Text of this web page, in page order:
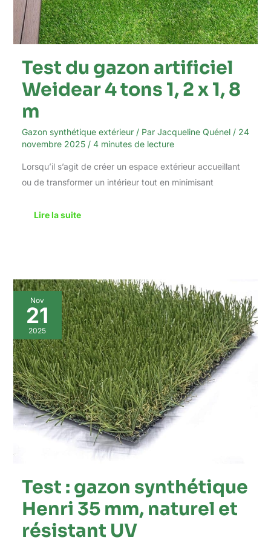
Test du gazon artificiel
Weidear 4 tons 1, 2 x 1, 8
m
Gazon synthétique extérieur/ Par Jacqueline Quénel / 24
novembre 2025 / 4 minutes de lecture
Lorsqu’il s’agit de créer un espace extérieur accueillant
ou de transformer un intérieur tout en minimisant
Lire la suite
Nov
21
2025
Test : gazon synthétique
Henri 35 mm, naturel et
résistant UV
Test
:
gazon
synthétique
Henri
35
mm,
naturel
et
résistant
UV